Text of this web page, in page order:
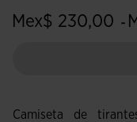
Mex$ 230,00 -
Camiseta de